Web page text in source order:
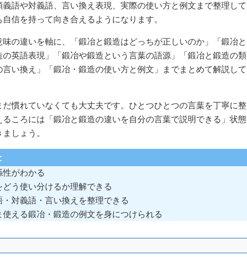
語や対義語、言い換え表現、実際の使い方と例文まで整理して
信を持って向き合えるようになります。
の違いを軸に、「鍛冶と鍛造はどっちが正しいのか」「鍛冶と
英語表現」「鍛冶や鍛造という言葉の語源」「鍛冶と鍛造の類
い換え」「鍛冶・鍛造の使い方と例文」までまとめて解説して
慣れていなくても大丈夫です。ひとつひとつの言葉を丁寧に整
ころには「鍛冶と鍛造の違いを自分の言葉で説明できる」状態
しょう。
性がわかる
う使い分けるか理解できる
対義語・言い換えを整理できる
える鍛冶・鍛造の例文を身につけられる